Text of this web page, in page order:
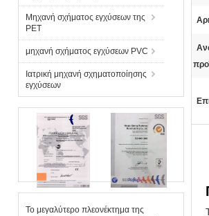
Μηχανή σχήματος εγχύσεων της
PET
μηχανή σχήματος εγχύσεων PVC
Ιατρική μηχανή σχηματοποίησης
εγχύσεων
Το μεγαλύτερο πλεονέκτημα της